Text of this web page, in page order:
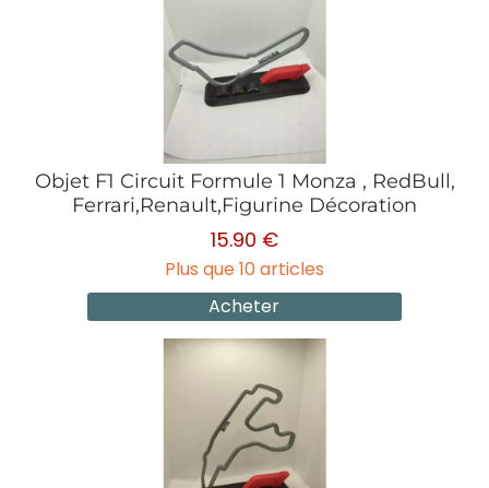
Objet F1 Circuit Formule 1 Monza , RedBull,
Ferrari,Renault,Figurine Décoration
15.90 €
Plus que 10 articles
Acheter